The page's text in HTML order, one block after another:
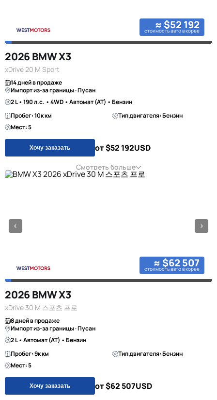
≈ $52 192
стоимость авто в корее
2026 BMW X3
xDrive 20 M Sport
14 дней в продаже
Импорт из-за границы · Пусан
2 L • 190 л.с. • 4WD • Автомат (AT) • Бензин
Пробег: 10к км
Тип двигателя: Бензин
Мест: 5
Хочу заказать от $52 192USD
Смотреть больше
≈ $62 507
стоимость авто в корее
2026 BMW X3
xDrive 30 M 스포츠 프로
8 дней в продаже
Импорт из-за границы · Пусан
2 L • Автомат (AT) • Бензин
Пробег: 9к км
Тип двигателя: Бензин
Мест: 5
Хочу заказать от $62 507USD